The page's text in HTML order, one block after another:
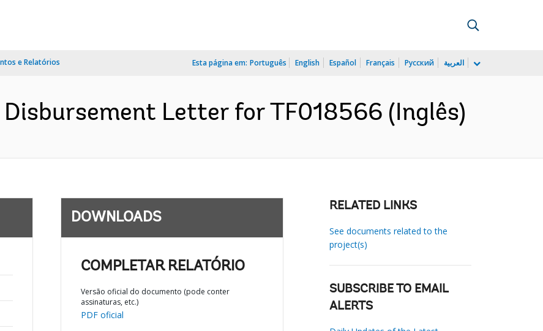
e Relatórios Esta página em: Português English Español Français Русский العربية
Letter for TF018566 (Inglês)
DOWNLOADS
COMPLETAR RELATÓRIO
Versão oficial do documento (pode conter
assinaturas, etc.)
PDF oficial
RELATED LINKS
See documents related to the
project(s)
SUBSCRIBE TO EMAIL
ALERTS